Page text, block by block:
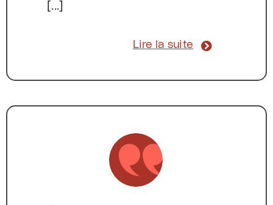
[...]
Lire la suite